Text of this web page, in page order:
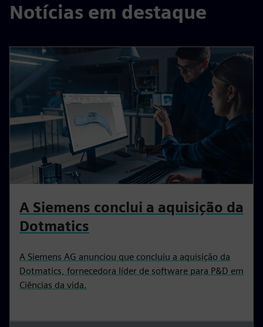
Notícias em destaque
A Siemens conclui a aquisição da
Dotmatics
A Siemens AG anunciou que concluiu a aquisição da
Dotmatics, fornecedora líder de software para P&D em
Ciências da vida.